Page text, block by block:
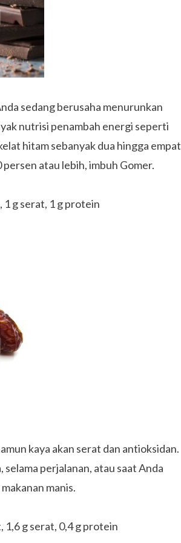
sedang berusaha menurunkan
nutrisi penambah energi seperti
hitam sebanyak dua hingga empat
atau lebih, imbuh Gomer.
1 g serat, 1 g protein
kaya akan serat dan antioksidan.
perjalanan, atau saat Anda
manis.
1,6 g serat, 0,4 g protein